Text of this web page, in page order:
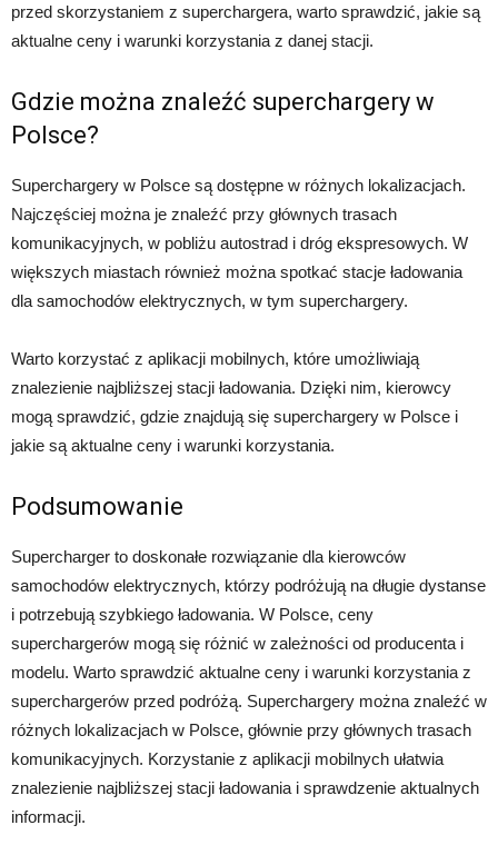
przed skorzystaniem z superchargera, warto sprawdzić, jakie są
aktualne ceny i warunki korzystania z danej stacji.
Gdzie można znaleźć superchargery w
Polsce?
Superchargery w Polsce są dostępne w różnych lokalizacjach.
Najczęściej można je znaleźć przy głównych trasach
komunikacyjnych, w pobliżu autostrad i dróg ekspresowych. W
większych miastach również można spotkać stacje ładowania
dla samochodów elektrycznych, w tym superchargery.
Warto korzystać z aplikacji mobilnych, które umożliwiają
znalezienie najbliższej stacji ładowania. Dzięki nim, kierowcy
mogą sprawdzić, gdzie znajdują się superchargery w Polsce i
jakie są aktualne ceny i warunki korzystania.
Podsumowanie
Supercharger to doskonałe rozwiązanie dla kierowców
samochodów elektrycznych, którzy podróżują na długie dystanse
i potrzebują szybkiego ładowania. W Polsce, ceny
superchargerów mogą się różnić w zależności od producenta i
modelu. Warto sprawdzić aktualne ceny i warunki korzystania z
superchargerów przed podróżą. Superchargery można znaleźć w
różnych lokalizacjach w Polsce, głównie przy głównych trasach
komunikacyjnych. Korzystanie z aplikacji mobilnych ułatwia
znalezienie najbliższej stacji ładowania i sprawdzenie aktualnych
informacji.